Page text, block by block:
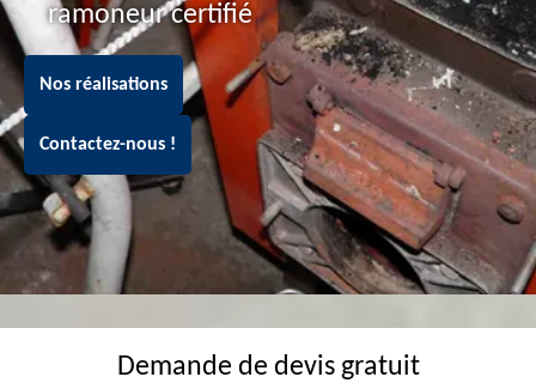
ramoneur certifié
Nos réalisations
Contactez-nous !
Demande de devis gratuit